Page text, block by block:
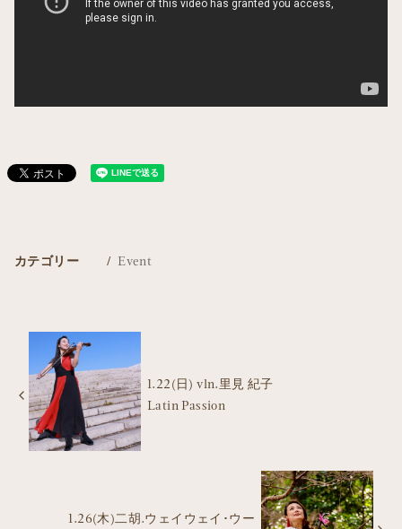
カテゴリー Event
1.22(日) vln.里見 紀子
Latin Passion
1.26(木)二胡.ウェイウェイ･ウー